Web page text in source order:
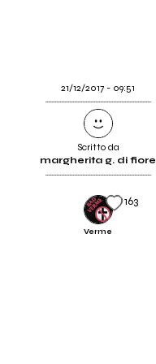
21/12/2017 - 09:51
Scritto da
margherita g. di fiore
Verme
163